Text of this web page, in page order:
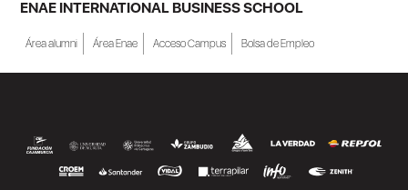
ENAE INTERNATIONAL BUSINESS SCHOOL
Área alumni Área Enae Acceso Campus Bolsa de Empleo